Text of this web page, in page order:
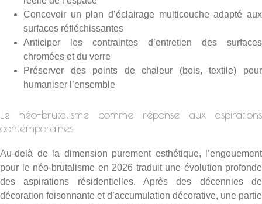
Concevoir un plan d’éclairage multicouche adapté aux
surfaces réfléchissantes
Anticiper les contraintes d’entretien des surfaces
chromées et du verre
Préserver des points de chaleur (bois, textile) pour
humaniser l’ensemble
Le néo-brutalisme comme réponse aux aspirations
contemporaines
Au-delà de la dimension purement esthétique, l’engouement
pour le néo-brutalisme en 2026 traduit une évolution profonde
des aspirations résidentielles. Après des décennies de
décoration foisonnante et d’accumulation décorative, une partie